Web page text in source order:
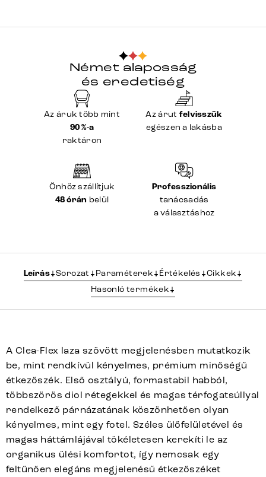
Német alaposság
és eredetiség
Az áruk több mint
90 %-a
raktáron
Az árut felvisszük
egészen a lakásba
Önhöz szállítjuk
48 órán belül
Professzionális
tanácsadás
a választáshoz
Leírás Sorozat Paraméterek Értékelés
Cikkek
Hasonló termékek
A Clea-Flex laza szövött megjelenésben mutatkozik
be, mint rendkívül kényelmes, prémium minőségű
étkezőszék. Első osztályú, formastabil habból,
többszörös diol rétegekkel és magas térfogatsúllyal
rendelkező párnázatának köszönhetően olyan
kényelmes, mint egy fotel. Széles ülőfelületével és
magas háttámlájával tökéletesen kerekíti le az
organikus ülési komfortot, így nemcsak egy
feltűnően elegáns megjelenésű étkezőszéket